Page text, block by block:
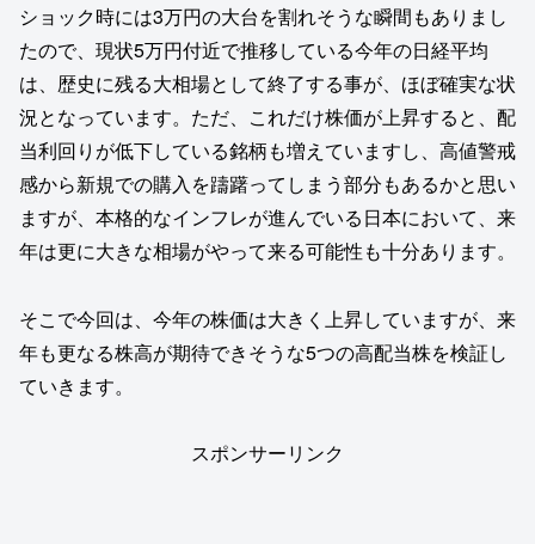
ショック時には3万円の大台を割れそうな瞬間もありまし
たので、現状5万円付近で推移している今年の日経平均
は、歴史に残る大相場として終了する事が、ほぼ確実な状
況となっています。ただ、これだけ株価が上昇すると、配
当利回りが低下している銘柄も増えていますし、高値警戒
感から新規での購入を躊躇ってしまう部分もあるかと思い
ますが、本格的なインフレが進んでいる日本において、来
年は更に大きな相場がやって来る可能性も十分あります。
そこで今回は、今年の株価は大きく上昇していますが、来
年も更なる株高が期待できそうな5つの高配当株を検証し
ていきます。
スポンサーリンク